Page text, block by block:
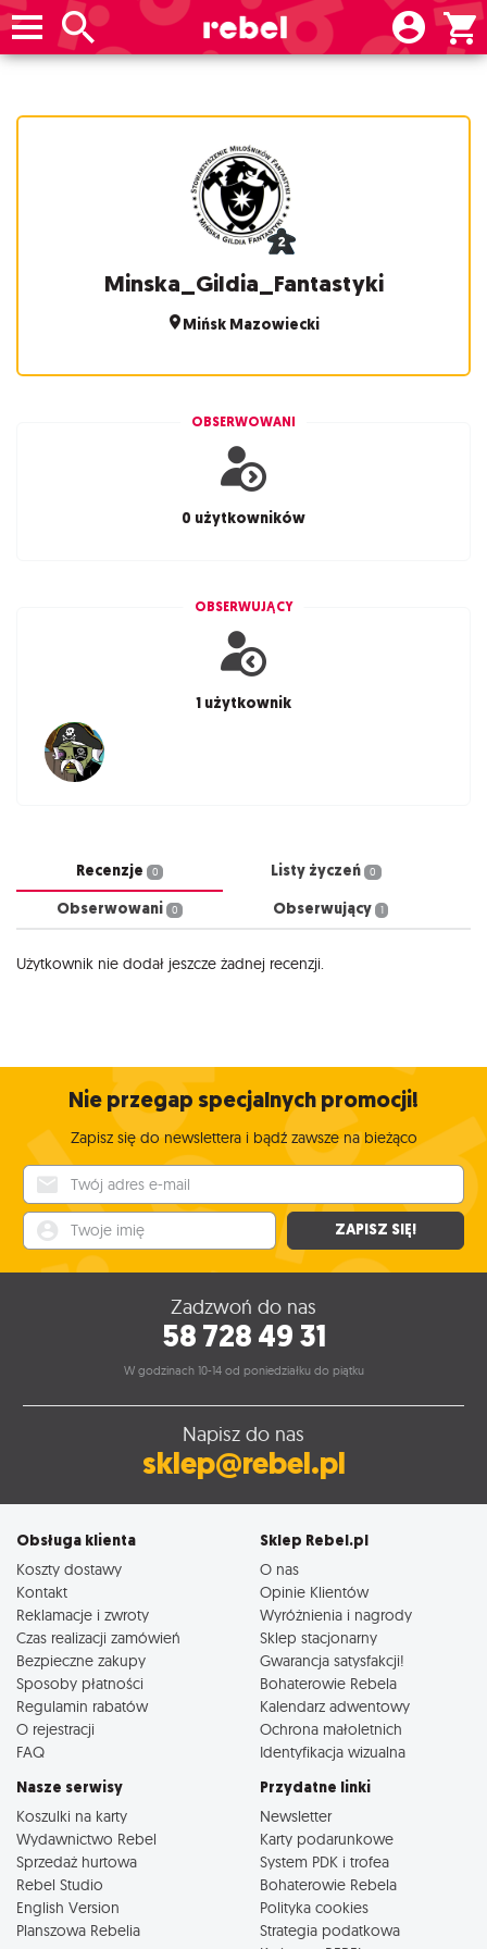
Minska_Gildia_Fantastyki
Mińsk Mazowiecki
OBSERWOWANI
0 użytkowników
OBSERWUJĄCY
1 użytkownik
Recenzje 0 Listy życzeń 0
Obserwowani 0 Obserwujący 1
Użytkownik nie dodał jeszcze żadnej recenzji.
Nie przegap specjalnych promocji!
Zapisz się do newslettera i bądź zawsze na bieżąco
ZAPISZ SIĘ!
Zadzwoń do nas
58 728 49 31
W godzinach 10-14 od poniedziałku do piątku
Napisz do nas
sklep@rebel.pl
Obsługa klienta
Koszty dostawy
Kontakt
Reklamacje i zwroty
Czas realizacji zamówień
Bezpieczne zakupy
Sposoby płatności
Regulamin rabatów
O rejestracji
FAQ
Sklep Rebel.pl
O nas
Opinie Klientów
Wyróżnienia i nagrody
Sklep stacjonarny
Gwarancja satysfakcji!
Bohaterowie Rebela
Kalendarz adwentowy
Ochrona małoletnich
Identyfikacja wizualna
Nasze serwisy
Koszulki na karty
Wydawnictwo Rebel
Sprzedaż hurtowa
Rebel Studio
English Version
Planszowa Rebelia
Przydatne linki
Newsletter
Karty podarunkowe
System PDK i trofea
Bohaterowie Rebela
Polityka cookies
Strategia podatkowa